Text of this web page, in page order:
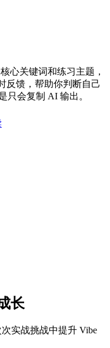
心关键词和练习主题，
反馈，帮助你判断自己
只会复制 AI 输出。
长
实战挑战中提升 Vibe